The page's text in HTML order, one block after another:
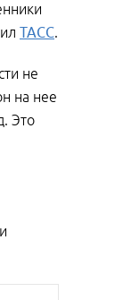
ТАСС.
не
на нее
Это